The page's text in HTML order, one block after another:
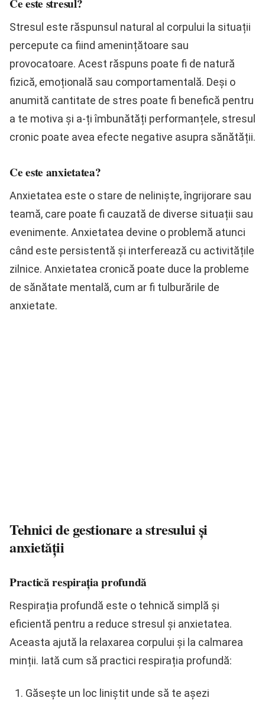
Ce este stresul?
Stresul este răspunsul natural al corpului la situații
percepute ca fiind amenințătoare sau
provocatoare. Acest răspuns poate fi de natură
fizică, emoțională sau comportamentală. Deși o
anumită cantitate de stres poate fi benefică pentru
a te motiva și a-ți îmbunătăți performanțele, stresul
cronic poate avea efecte negative asupra sănătății.
Ce este anxietatea?
Anxietatea este o stare de neliniște, îngrijorare sau
teamă, care poate fi cauzată de diverse situații sau
evenimente. Anxietatea devine o problemă atunci
când este persistentă și interferează cu activitățile
zilnice. Anxietatea cronică poate duce la probleme
de sănătate mentală, cum ar fi tulburările de
anxietate.
Tehnici de gestionare a stresului și
anxietății
Practică respirația profundă
Respirația profundă este o tehnică simplă și
eficientă pentru a reduce stresul și anxietatea.
Aceasta ajută la relaxarea corpului și la calmarea
minții. Iată cum să practici respirația profundă:
Găsește un loc liniștit unde să te așezi